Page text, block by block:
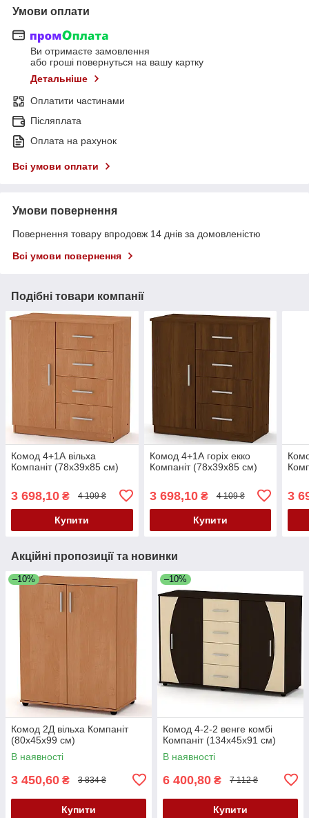
Умови оплати
Ви отримаєте замовлення
або гроші повернуться на вашу картку
Детальніше
Оплатити частинами
Післяплата
Оплата на рахунок
Всі умови оплати
Умови повернення
Повернення товару впродовж 14 днів за домовленістю
Всі умови повернення
Подібні товари компанії
Комод 4+1А вільха
Компаніт (78х39х85 см)
3 698,10 ₴ 4 109 ₴
Купити
Комод 4+1А горіх екко
Компаніт (78х39х85 см)
3 698,10₴ 4 109 ₴
Купити
3
Акційні пропозиції та новинки
–10%
Комод 2Д вільха Компаніт
(80х45х99 см)
В наявності
3 450,60 ₴ 3 834 ₴
Купити
–10%
Комод 4-2-2 венге комбі
Компаніт (134х45х91 см)
В наявності
6 400,80 ₴ 7 112 ₴
Купити